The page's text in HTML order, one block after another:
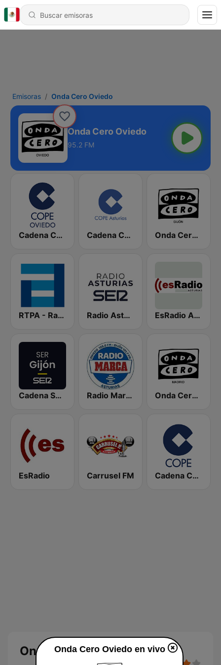
Emisoras Onda Cero Oviedo
Onda Cero Oviedo
95.2 FM
Cadena COPE Oviedo Cadena COPE Asturias Onda Cero Gijón
RTPA - RadioTelevisión del Principado de Asturias Radio Asturias SER EsRadio Asturias
Cadena SER Gijón Radio Marca Asturias Onda Cero Madrid
EsRadio Carrusel FM Cadena COPE
Onda Cero Oviedo
Onda Cero Oviedo en vivo